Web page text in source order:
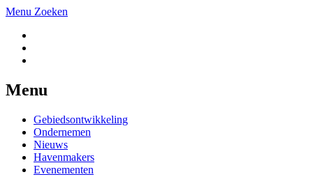
Menu Zoeken
Menu
Gebiedsontwikkeling
Ondernemen
Nieuws
Havenmakers
Evenementen